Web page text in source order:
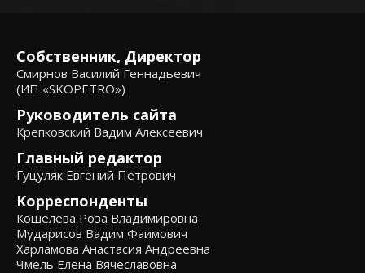
Собственник, Директор
Смирнов Василий Геннадьевич
(ИП «SKOPETRO»)
Руководитель сайта
Крепковский Вадим Алексеевич
Главный редактор
Гуцуляк Евгений Петрович
Корреспонденты
Кошелева Роза Владимировна
Мударисов Вадим Фаимович
Харламова Анастасия Андреевна
Чмель Елена Вячеславовна